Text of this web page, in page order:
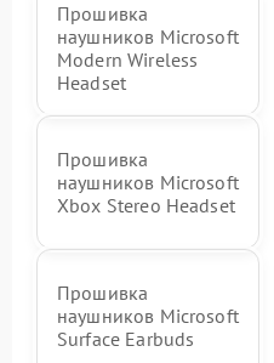
Прошивка
наушников Microsoft
Modern Wireless
Headset
Прошивка
наушников Microsoft
Xbox Stereo Headset
Прошивка
наушников Microsoft
Surface Earbuds